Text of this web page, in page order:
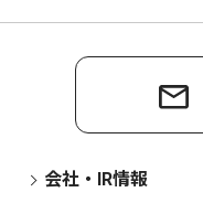
会社・IR情報